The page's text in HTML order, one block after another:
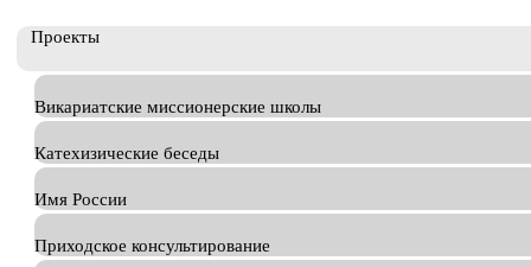
Проекты
Викариатские миссионерские школы
Катехизические беседы
Имя России
Приходское консультирование